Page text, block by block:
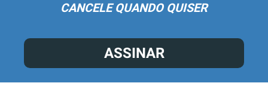
CANCELE QUANDO QUISER
ASSINAR